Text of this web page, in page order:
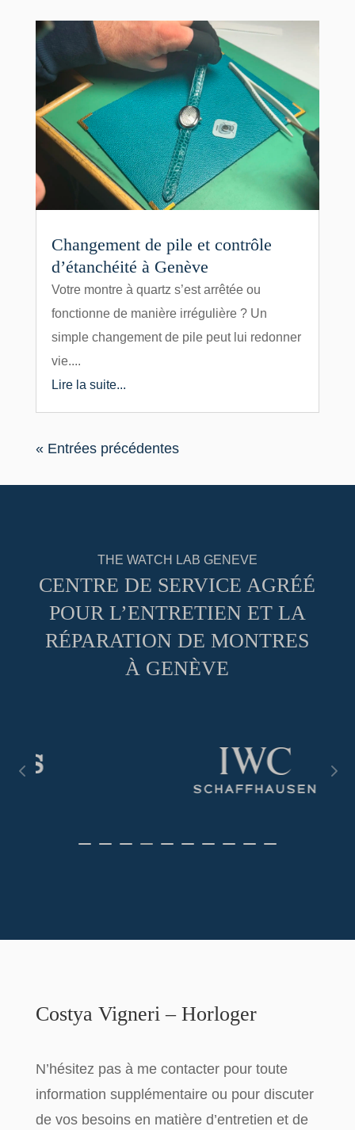
Changement de pile et contrôle
d’étanchéité à Genève
Votre montre à quartz s’est arrêtée ou
fonctionne de manière irrégulière ? Un
simple changement de pile peut lui redonner
vie....
Lire la suite...
« Entrées précédentes
THE WATCH LAB GENEVE
CENTRE DE SERVICE AGRÉÉ
POUR L’ENTRETIEN ET LA
RÉPARATION DE MONTRES
À GENÈVE
Costya Vigneri – Horloger
N’hésitez pas à me contacter pour toute
information supplémentaireou pour discuter
de vos besoins en matière d’entretien et de